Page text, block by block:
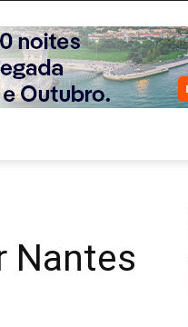
Nantes